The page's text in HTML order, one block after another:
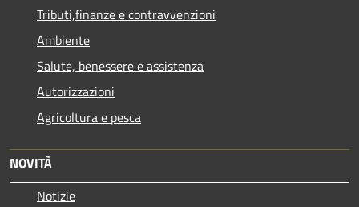
Tributi,finanze e contravvenzioni
Ambiente
Salute, benessere e assistenza
Autorizzazioni
Agricoltura e pesca
NOVITÀ
Notizie